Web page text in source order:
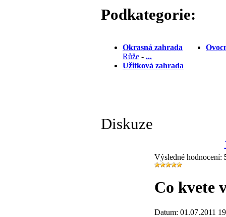
Podkategorie:
Okrasná zahrada
Růže - ...
Užitková zahrada
Diskuze
Výsledné hodnocení:
Co kvete
Datum: 01.07.2011